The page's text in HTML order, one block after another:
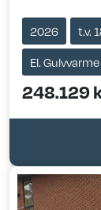
2026 t.v.
El. Gulvvarme
248.129